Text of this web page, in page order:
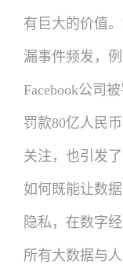
有巨大的价值
漏事件频发，
Facebook公司
罚款80亿人民
关注，也引发
如何既能让数
隐私，在数字
所有大数据与